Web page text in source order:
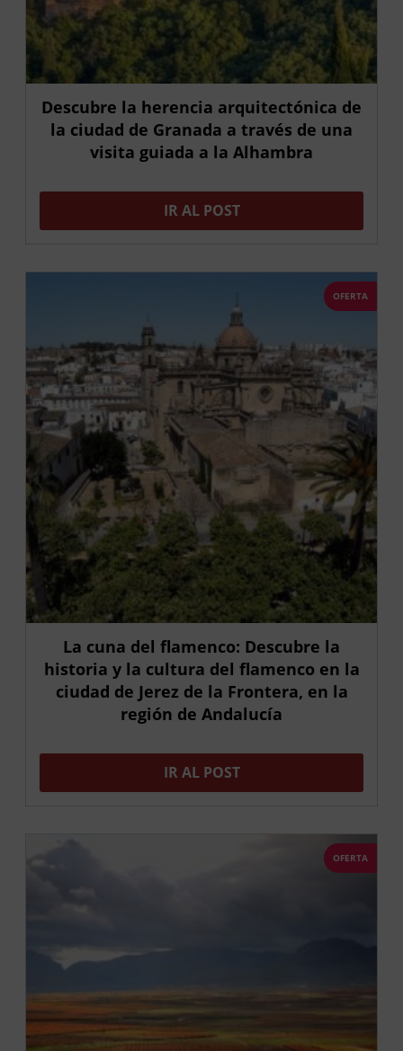
Descubre la herencia arquitectónica de
la ciudad de Granada a través de una
visita guiada a la Alhambra
IR AL POST
OFERTA
La cuna del flamenco: Descubre la
historia y la cultura del flamenco en la
ciudad de Jerez de la Frontera, en la
región de Andalucía
IR AL POST
OFERTA